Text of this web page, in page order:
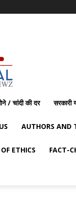
/ चांदी की दर सरकारी
AUTHORS AND
ETHICS FACT-